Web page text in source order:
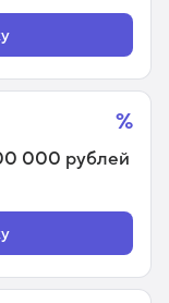
%
000 рублей